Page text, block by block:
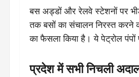
बस अड्डों और रेलवे स्टेशनों पर
तक बसों का संचालन निरस्त करने
का फैसला किया है। ये पेट्रोल
प्रदेश में सभी निचली